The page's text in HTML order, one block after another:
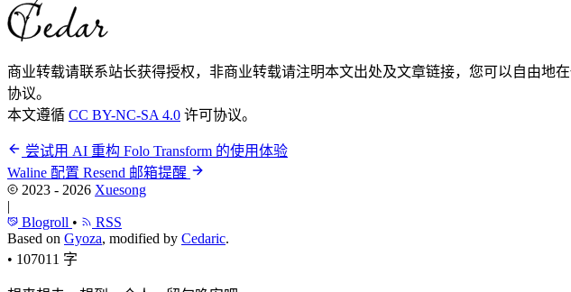
商业转载请联系站长获得授权，非商业转载请注明本文出处及文章链接，您可以自由
协议。
本文遵循 CC BY-NC-SA 4.0 许可协议。
尝试用 AI 重构 Folo Transform 的使用体验
Waline 配置 Resend 邮箱提醒
2023 - 2026 Xuesong
|
Blogroll •
RSS
Based on Gyoza, modified by Cedaric.
• 107011 字